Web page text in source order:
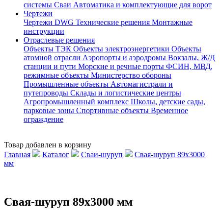
системы Cваи Автоматика и комплектующие для ворот
Чертежи
Чертежи DWG Технические решения Монтажные
инструкции
Отраслевые решения
Объекты ТЭК Объекты электроэнергетики Объекты
атомной отрасли Аэропорты и аэродромы Вокзалы, Ж/Д
станции и пути Морские и речные порты ФСИН, МВД,
режимные объекты Министерство обороны
Промышленные объекты Автомагистрали и
путепроводы Склады и логистические центры
Агропромышленный комплекс Школы, детские сады,
парковые зоны Спортивные объекты Временное
ограждение
Товар добавлен в корзину
Главная
Каталог Сваи-шуруп
Свая-шуруп 89х3000
мм
Свая-шуруп 89х3000 мм